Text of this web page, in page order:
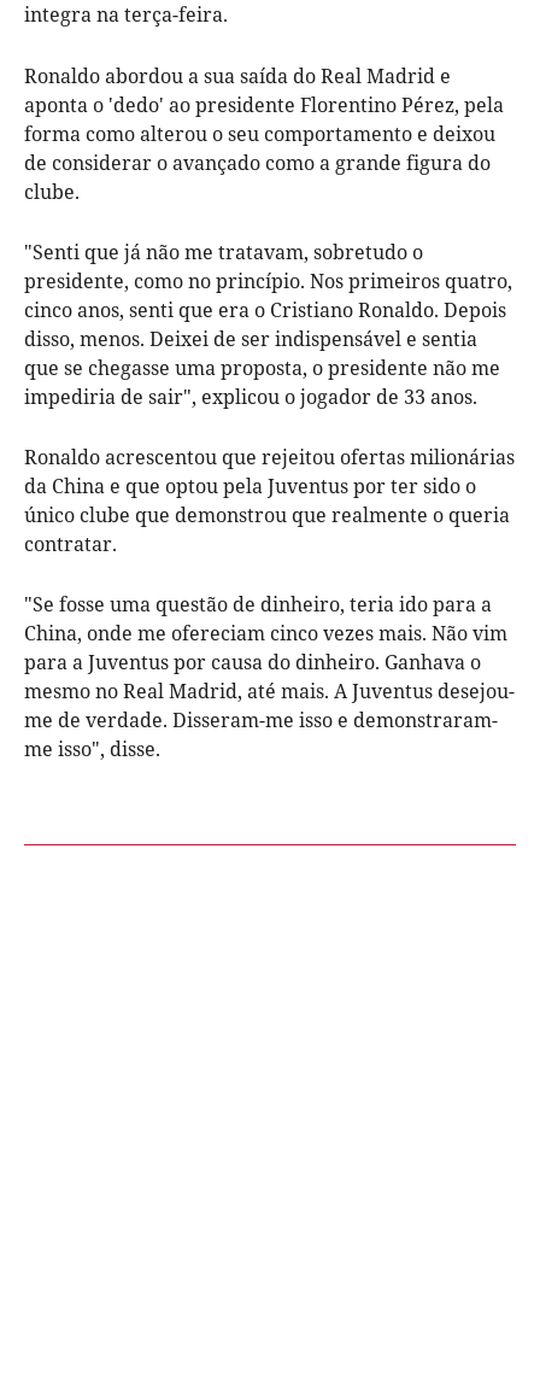
integra na terça-feira.
Ronaldo abordou a sua saída do Real Madrid e
aponta o 'dedo' ao presidente Florentino Pérez, pela
forma como alterou o seu comportamento e deixou
de considerar o avançado como a grande figura do
clube.
"Senti que já não me tratavam, sobretudo o
presidente, como no princípio. Nos primeiros quatro,
cinco anos, senti que era o Cristiano Ronaldo. Depois
disso, menos. Deixei de ser indispensável e sentia
que se chegasse uma proposta, o presidente não me
impediria de sair", explicou o jogador de 33 anos.
Ronaldo acrescentou que rejeitou ofertas milionárias
da China e que optou pela Juventus por ter sido o
único clube que demonstrou que realmente o queria
contratar.
"Se fosse uma questão de dinheiro, teria ido para a
China, onde me ofereciam cinco vezes mais. Não vim
para a Juventus por causa do dinheiro. Ganhava o
mesmo no Real Madrid, até mais. A Juventus desejou-
me de verdade. Disseram-me isso e demonstraram-
me isso", disse.